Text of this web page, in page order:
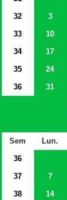
32
3
33
10
34
17
35
24
36
31
Sem Lun.
36
37
7
38
14